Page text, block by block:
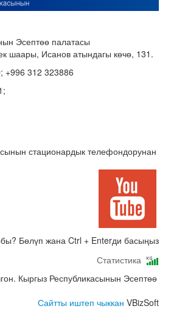
Эсептөө палатасы
шаары, Исанов атындагы көчө, 131.
+996 312 323886
стационардык телефондорунан
Бөлүп жана Ctrl + Enterди басыңыз
Статистика
Кыргыз Республикасынын Эсептөө
Сайтты иштеп чыккан VBizSoft